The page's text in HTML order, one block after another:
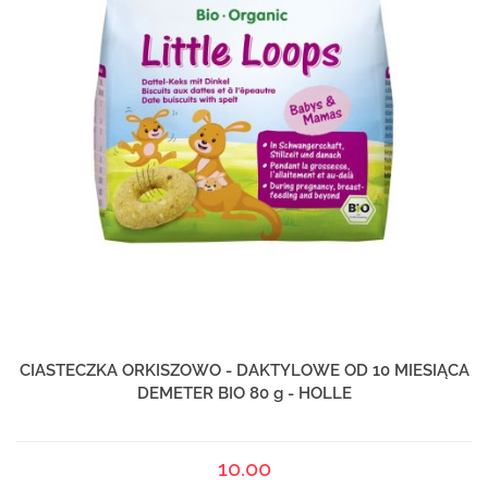
CIASTECZKA ORKISZOWO - DAKTYLOWE OD 10 MIESIĄCA
DEMETER BIO 80 g - HOLLE
10.00